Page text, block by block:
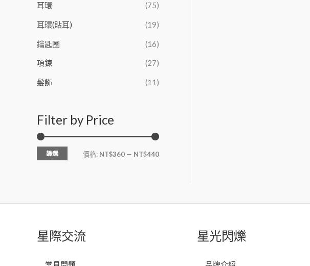
耳環 (75)
耳環(貼耳) (19)
鑰匙圈 (16)
項鍊 (27)
髮飾 (11)
Filter by Price
篩選 價格: NT$360 — NT$440
星際交流 星光閃爍